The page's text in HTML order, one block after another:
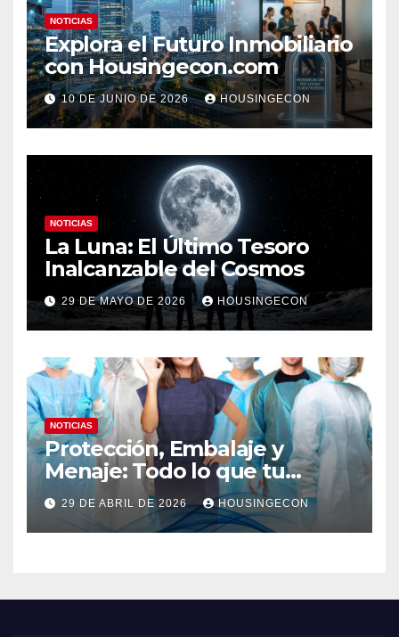
NOTICIAS
Explora el Futuro Inmobiliario
con Housingecon.com
10 DE JUNIO DE 2026 HOUSINGECON
NOTICIAS
La Luna: El Último Tesoro
Inalcanzable del Cosmos
29 DE MAYO DE 2026 HOUSINGECON
NOTICIAS
Protección, Embalaje y
Menaje: Todo lo que tu
negocio necesita en un solo
lugar
29 DE ABRIL DE 2026 HOUSINGECON